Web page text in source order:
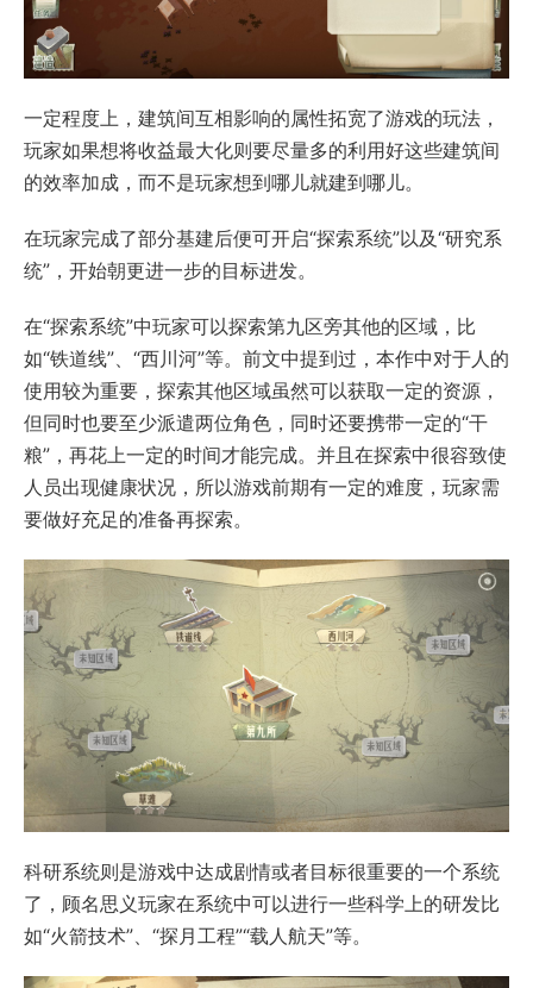
一定程度上，建筑间互相影响的属性拓宽了游戏的玩法，
玩家如果想将收益最大化则要尽量多的利用好这些建筑间
的效率加成，而不是玩家想到哪儿就建到哪儿。
在玩家完成了部分基建后便可开启“探索系统”以及“研究系
统”，开始朝更进一步的目标进发。
在“探索系统”中玩家可以探索第九区旁其他的区域，比
如“铁道线”、“西川河”等。前文中提到过，本作中对于人的
使用较为重要，探索其他区域虽然可以获取一定的资源，
但同时也要至少派遣两位角色，同时还要携带一定的“干
粮”，再花上一定的时间才能完成。并且在探索中很容致使
人员出现健康状况，所以游戏前期有一定的难度，玩家需
要做好充足的准备再探索。
科研系统则是游戏中达成剧情或者目标很重要的一个系统
了，顾名思义玩家在系统中可以进行一些科学上的研发比
如“火箭技术”、“探月工程”“载人航天”等。